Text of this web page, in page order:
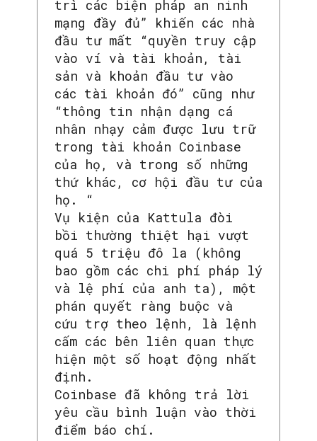
SEARCH...
trì các biện pháp an ninh
mạng đầy đủ” khiến các nhà
đầu tư mất “quyền truy cập
vào ví và tài khoản, tài
sản và khoản đầu tư vào
các tài khoản đó” cũng như
“thông tin nhận dạng cá
nhân nhạy cảm được lưu trữ
trong tài khoản Coinbase
của họ, và trong số những
thứ khác, cơ hội đầu tư của
họ. “
Vụ kiện của Kattula đòi
bồi thường thiệt hại vượt
quá 5 triệu đô la (không
bao gồm các chi phí pháp lý
và lệ phí của anh ta), một
phán quyết ràng buộc và
cứu trợ theo lệnh, là lệnh
cấm các bên liên quan thực
hiện một số hoạt động nhất
định.
Coinbase đã không trả lời
yêu cầu bình luận vào thời
điểm báo chí.